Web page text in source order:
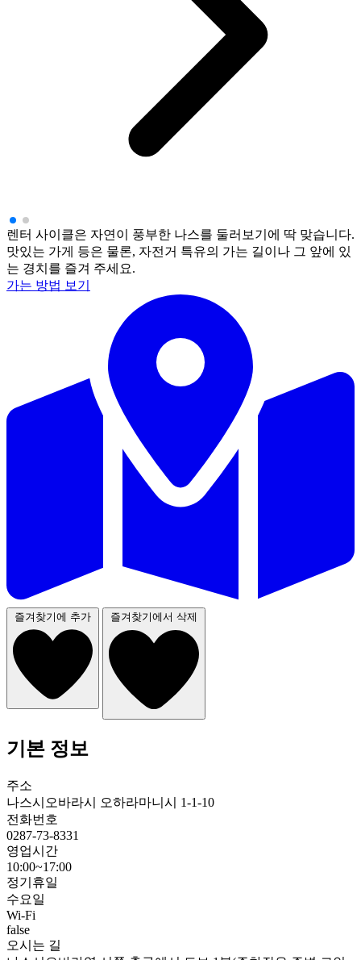
렌터 사이클은 자연이 풍부한 나스를 둘러보기에 딱 맞습니다.
맛있는 가게 등은 물론, 자전거 특유의 가는 길이나 그 앞에 있
는 경치를 즐겨 주세요.
가는 방법 보기
즐겨찾기에 추가 즐겨찾기에서 삭제
기본 정보
주소
나스시오바라시 오하라마니시 1-1-10
전화번호
0287-73-8331
영업시간
10:00~17:00
정기휴일
수요일
Wi-Fi
false
오시는 길